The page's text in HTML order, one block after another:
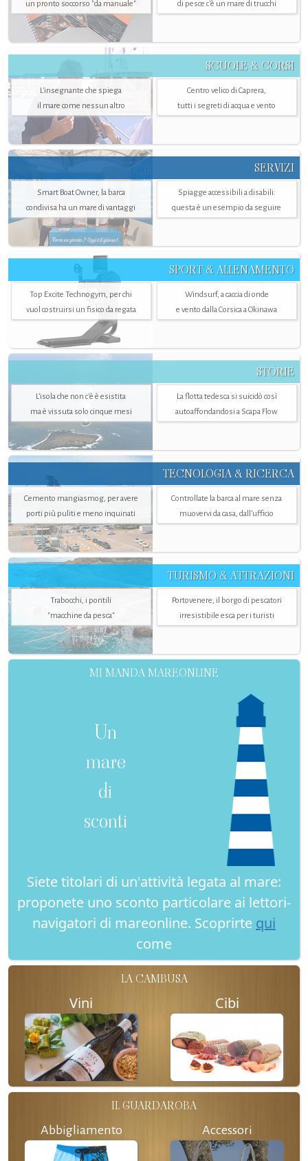
un pronto soccorso "da manuale" di pesce c'è un mare di trucchi
SCUOLE & CORSI
L'insegnante che spiega
il mare come nessun altro
Centro velico di Caprera,
tutti i segreti di acqua e vento
SERVIZI
Smart Boat Owner, la barca
condivisa ha un mare di vantaggi
Spiagge accessibili a disabili:
questa è un esempio da seguire
SPORT & ALLENAMENTO
Top Excite Technogym, per chi
vuol costruirsi un fisico da regata
Windsurf, a caccia di onde
e vento dalla Corsica a Okinawa
STORIE
L’isola che non c'è è esistita
ma è vissuta solo cinque mesi
La flotta tedesca si suicidò così
autoaffondandosi a Scapa Flow
TECNOLOGIA & RICERCA
Cemento mangiasmog, per avere
porti più puliti e meno inquinati
Controllate la barca al mare senza
muovervi da casa, dall’ufficio
TURISMO & ATTRAZIONI
Trabocchi, i pontili
"macchine da pesca"
Portovenere, il borgo di pescatori
irresistibile esca per i turisti
MI MANDA MAREONLINE
Un
mare
di
sconti
Siete titolari di un'attività legata al mare:
proponete uno sconto particolare ai lettori-
navigatori di mareonline. Scoprirte qui
come
LA CAMBUSA
Vini Cibi
IL GUARDAROBA
Abbigliamento Accessori